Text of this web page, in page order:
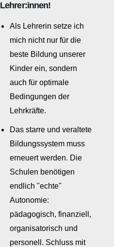
Lehrer:innen!
Als Lehrerin setze ich
mich nicht nur für die
beste Bildung unserer
Kinder ein, sondern
auch für optimale
Bedingungen der
Lehrkräfte.
Das starre und veraltete
Bildungssystem muss
erneuert werden. Die
Schulen benötigen
endlich "echte"
Autonomie:
pädagogisch, finanziell,
organisatorisch und
personell. Schluss mit